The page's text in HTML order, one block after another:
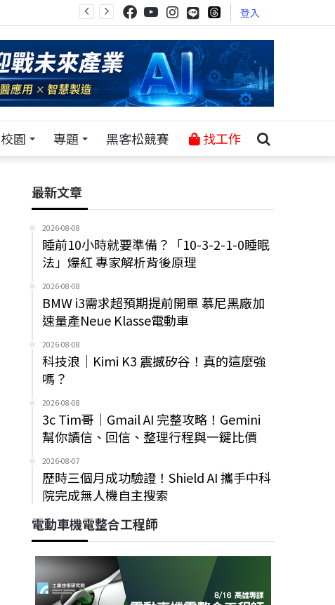
登入
校園 專題 黑客松競賽 找工作
最新文章
2026-08-08
睡前10小時就要準備？「10-3-2-1-0睡眠
法」爆紅 專家解析背後原理
2026-08-08
BMW i3需求超預期提前開單 慕尼黑廠加
速量產Neue Klasse電動車
2026-08-08
科技浪｜Kimi K3 震撼矽谷！真的這麼強
嗎？
2026-08-08
3c Tim哥｜Gmail AI 完整攻略！Gemini
幫你讀信、回信、整理行程與一鍵比價
2026-08-07
歷時三個月成功驗證！Shield AI 攜手中科
院完成無人機自主搜索
電動車機電整合工程師